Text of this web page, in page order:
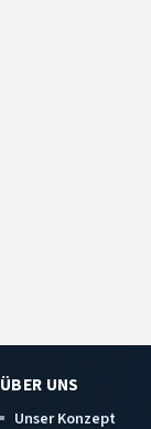
ÜBER UNS
Unser Konzept